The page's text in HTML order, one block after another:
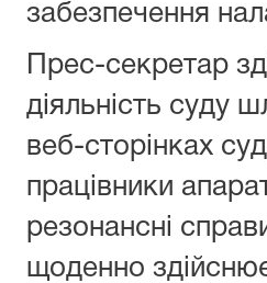
забезпечення
Прес-секретар
діяльність суду
веб-сторінках
працівники
резонансні
щоденно